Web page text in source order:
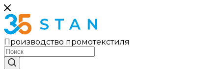
Производство промотекстиля